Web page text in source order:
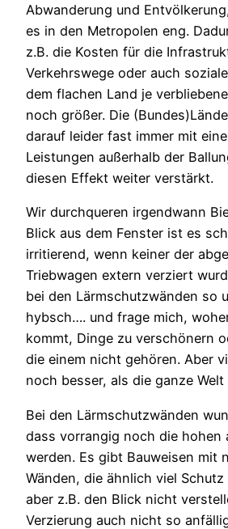
Abwanderung und
es in den Metropolen eng.
z.B. die Kosten für die
Verkehrswege oder auch
dem flachen Land je
noch größer. Die
darauf leider fast immer mit
Leistungen außerhalb der
diesen Effekt weiter verstärkt.
Wir durchqueren irgendwann
Blick aus dem Fenster ist es
irritierend, wenn keiner der
Triebwagen extern verziert
bei den Lärmschutzwänden so
hybsch…. und frage mich,
kommt, Dinge zu verschönern
die einem nicht gehören. Aber
noch besser, als die ganze
Bei den Lärmschutzwänden
dass vorrangig noch die hohen
werden. Es gibt Bauweisen mit
Wänden, die ähnlich viel
aber z.B. den Blick nicht
Verzierung auch nicht so